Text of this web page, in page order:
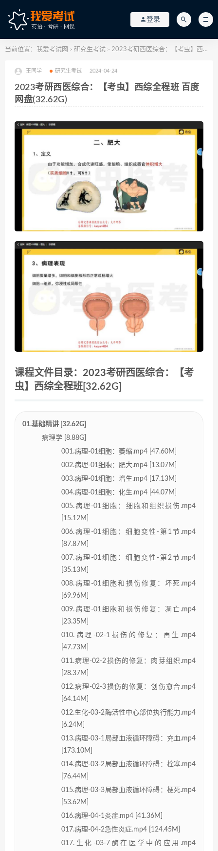
登录
当前位置： 我爱考试网 > 研究生考试 > 2023考研西医综合：【考虫】西综全程班 百度网盘(32.62G)
王同学 研究生考试 2024-04-24
2023考研西医综合：【考虫】西综全程班 百度
网盘(32.62G)
课程文件目录：2023考研西医综合：【考
虫】西综全程班[32.62G]
01.基础精讲 [32.62G]
病理学 [8.88G]
001.病理-01细胞：萎缩.mp4 [47.60M]
002.病理-01细胞：肥大.mp4 [13.07M]
003.病理-01细胞：增生.mp4 [17.13M]
004.病理-01细胞：化生.mp4 [44.07M]
005.病理-01细胞：细胞和组织损伤.mp4
[15.12M]
006.病理-01细胞：细胞变性-第1节.mp4
[87.87M]
007.病理-01细胞：细胞变性-第2节.mp4
[35.13M]
008.病理-01细胞和损伤修复：坏死.mp4
[69.96M]
009.病理-01细胞和损伤修复：凋亡.mp4
[23.35M]
010.病理-02-1损伤的修复：再生.mp4
[47.73M]
011.病理-02-2损伤的修复：肉芽组织.mp4
[28.37M]
012.病理-02-3损伤的修复：创伤愈合.mp4
[64.14M]
012.生化-03-2酶活性中心部位执行能力.mp4
[6.24M]
013.病理-03-1局部血液循环障碍：充血.mp4
[173.10M]
014.病理-03-2局部血液循环障碍：栓塞.mp4
[76.44M]
015.病理-03-3局部血液循环障碍：梗死.mp4
[53.62M]
016.病理-04-1炎症.mp4 [41.36M]
017.病理-04-2急性炎症.mp4 [124.45M]
017.生化-03-7酶在医学中的应用.mp4